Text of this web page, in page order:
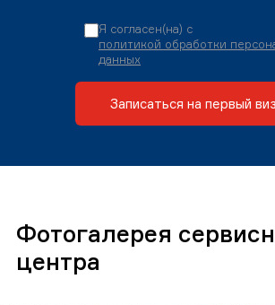
Я согласен(на) с
политикой обработки
данных
Записаться на первый
Фотогалерея
центра